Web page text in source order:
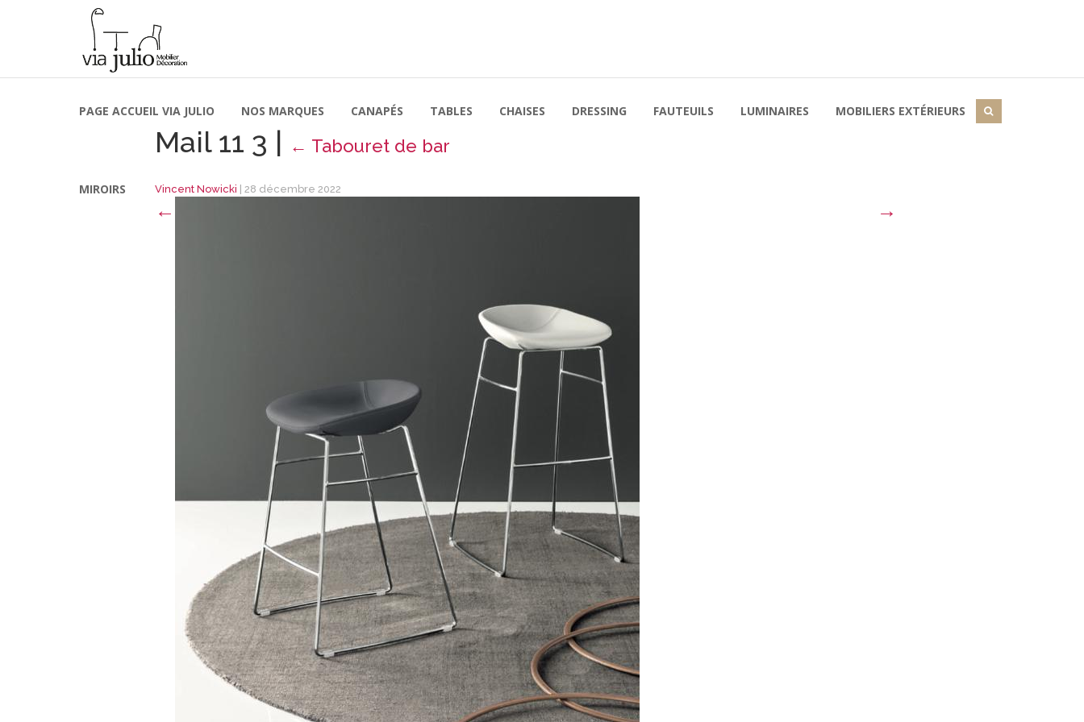
PAGE ACCUEIL VIA JULIO NOS MARQUES CANAPÉS TABLES CHAISES DRESSING FAUTEUILS LUMINAIRES MOBILIERS EXTÉRIEURS
MIROIRS
Mail 11 3 | ← Tabouret de bar
Vincent Nowicki 28 décembre 2022
← →